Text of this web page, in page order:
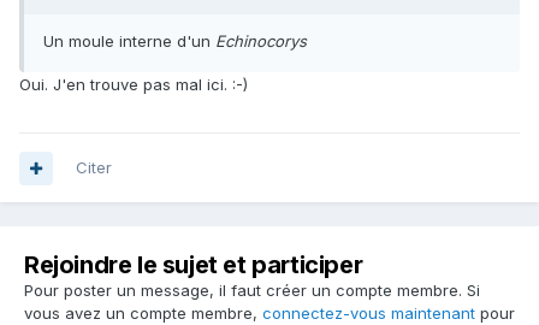
Un moule interne d'un Echinocorys
Oui. J'en trouve pas mal ici. :-)
Citer
Rejoindre le sujet et participer
Pour poster un message, il faut créer un compte membre. Si
vous avez un compte membre, connectez-vous maintenant pour